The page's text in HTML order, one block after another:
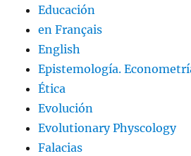
Educación
en Français
English
Epistemología.
Ética
Evolución
Evolutionary Physcology
Falacias